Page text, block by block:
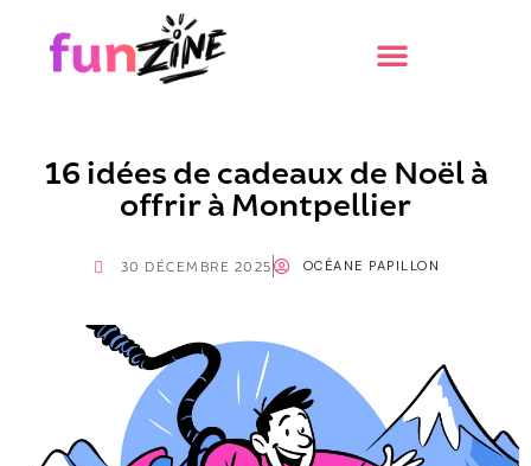
16 idées de cadeaux de Noël à
offrir à Montpellier
30 DÉCEMBRE 2025 OCÉANE PAPILLON